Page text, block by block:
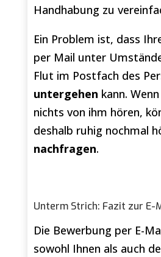
Handhabung zu
Ein Problem ist, dass
per Mail unter
Flut im Postfach des
untergehen kann.
nichts von ihm hören,
deshalb ruhig nochmal
nachfragen.
Unterm Strich: Fazit zur E-
Die Bewerbung per E-
sowohl Ihnen als auch